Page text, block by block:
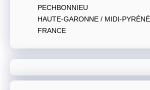
PECHBONNIEU
HAUTE-GARONNE / MIDI-
FRANCE